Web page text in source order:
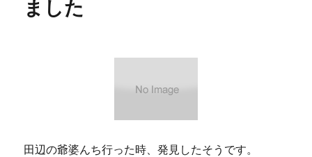
ました
田辺の爺婆んち行った時、発見したそうです。